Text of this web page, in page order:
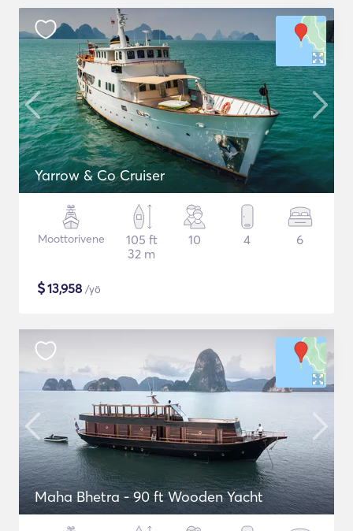
Yarrow & Co Cruiser
Moottorivene
105 ft
32 m
10 4 6
$13,958 /yö
Maha Bhetra - 90 ft Wooden Yacht